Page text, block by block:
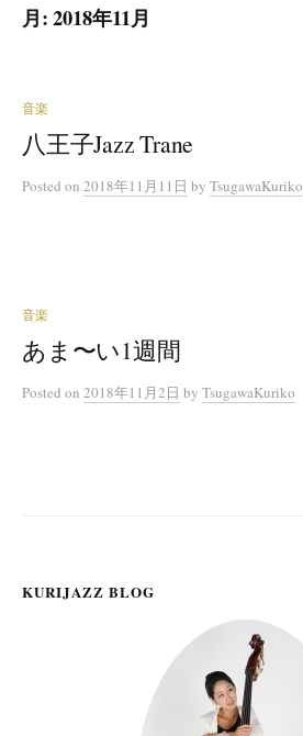
月:2018年11月
音楽
八王子Jazz Trane
Posted on 2018年11月11日 by TsugawaKuriko
音楽
あま〜い1週間
Posted on 2018年11月2日 by TsugawaKuriko
KURIJAZZ BLOG